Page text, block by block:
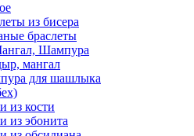
из бисера
браслеты
Шампура
мангал
для шашлыка
из кости
из эбонита